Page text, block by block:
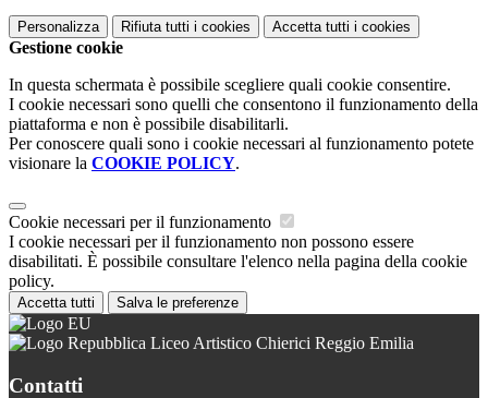
Personalizza Rifiuta tutti i cookies Accetta tutti i cookies
Gestione cookie
In questa schermata è possibile scegliere quali cookie consentire.
I cookie necessari sono quelli che consentono il funzionamento della
piattaforma e non è possibile disabilitarli.
Per conoscere quali sono i cookie necessari al funzionamento potete
visionare la COOKIE POLICY.
Cookie necessari per il funzionamento
I cookie necessari per il funzionamento non possono essere
disabilitati. È possibile consultare l'elenco nella pagina della cookie
policy.
Accetta tutti Salva le preferenze
Liceo Artistico Chierici Reggio Emilia
Contatti